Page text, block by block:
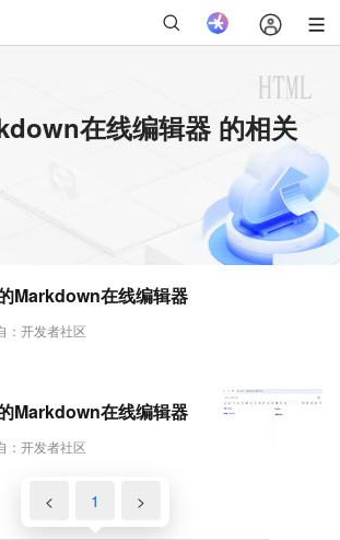
在线编辑器 的相关
：开发者社区
Markdown在线编辑器
：开发者社区
Markdown在线编辑器
< 1 >